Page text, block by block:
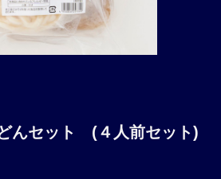
んセット (４人前セット)